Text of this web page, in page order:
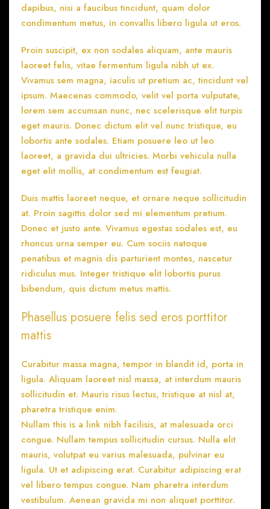
dapibus, nisi a faucibus tincidunt, quam dolor
condimentum metus, in convallis libero ligula ut eros.
Proin suscipit, ex non sodales aliquam, ante mauris
laoreet felis, vitae fermentum ligula nibh ut ex.
Vivamus sem magna, iaculis ut pretium ac, tincidunt vel
ipsum. Maecenas commodo, velit vel porta vulputate,
lorem sem accumsan nunc, nec scelerisque elit turpis
eget mauris. Donec dictum elit vel nunc tristique, eu
lobortis ante sodales. Etiam posuere leo ut leo
laoreet, a gravida dui ultricies. Morbi vehicula nulla
eget elit mollis, at condimentum est feugiat.
Duis mattis laoreet neque, et ornare neque sollicitudin
at. Proin sagittis dolor sed mi elementum pretium.
Donec et justo ante. Vivamus egestas sodales est, eu
rhoncus urna semper eu. Cum sociis natoque
penatibus et magnis dis parturient montes, nascetur
ridiculus mus. Integer tristique elit lobortis purus
bibendum, quis dictum metus mattis.
Phasellus posuere felis sed eros porttitor
mattis
Curabitur massa magna, tempor in blandit id, porta in
ligula. Aliquam laoreet nisl massa, at interdum mauris
sollicitudin et. Mauris risus lectus, tristique at nisl at,
pharetra tristique enim.
Nullam this is a link nibh facilisis, at malesuada orci
congue. Nullam tempus sollicitudin cursus. Nulla elit
mauris, volutpat eu varius malesuada, pulvinar eu
ligula. Ut et adipiscing erat. Curabitur adipiscing erat
vel libero tempus congue. Nam pharetra interdum
vestibulum. Aenean gravida mi non aliquet porttitor.